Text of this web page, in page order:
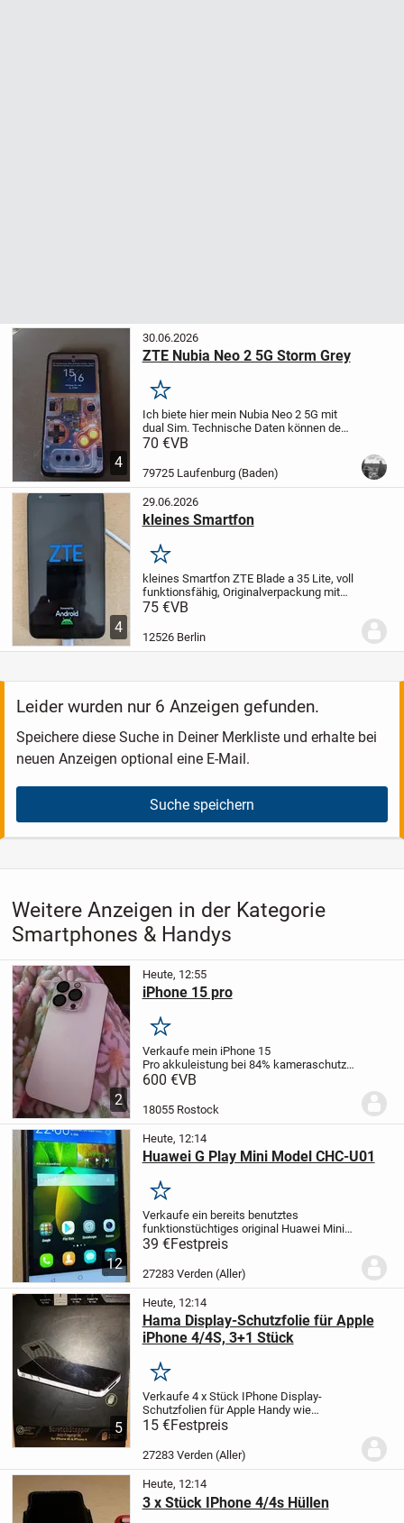
4
30.06.2026
ZTE Nubia Neo 2 5G Storm Grey
Merken
Ich biete hier mein Nubia Neo 2 5G mit
dual Sim. Technische Daten können dem
Bild entnommen werden. Es hat einen
kostengünstig behoben werden kann.
handelt...
70 €VB
79725 Laufenburg (Baden)
4
29.06.2026
kleines Smartfon
Merken
kleines Smartfon ZTE Blade a 35 Lite, voll
funktionsfähig, Originalverpackung mit
Zubehör,L 14cm,br. 7 cm
75 €VB
12526 Berlin
Leider wurden nur 6 Anzeigen gefunden.
Speichere diese Suche in Deiner Merkliste und erhalte bei
neuen Anzeigen optional eine E-Mail.
Suche speichern
Weitere Anzeigen in der Kategorie
Smartphones & Handys
2
Heute, 12:55
iPhone 15 pro
Merken
Verkaufe mein iPhone 15
Pro akkuleistung bei 84% kameraschutz
dabei sowie Original Verpackung
vorhandenmal liebsten Abholung
600 €VB
18055 Rostock
12
Heute, 12:14
Huawei G Play Mini Model CHC-U01
Merken
Verkaufe ein bereits benutztes
funktionstüchtiges original Huawei Mini
Handy mit Displaybruch der aber nicht
weiter störend ist, ohne weiteres Zubehör
, kein Ladekabel und keine OVP mit dabei,
39 €Festpreis
27283 Verden (Aller)
5
Heute, 12:14
Hama Display-Schutzfolie für Apple
iPhone 4/4S, 3+1 Stück
Merken
Verkaufe 4 x Stück IPhone Display-
Schutzfolien für Apple Handy wie
abgebildet. Die Hama Folien sind noch
original versiegelt somit ungeöffnet.
Display-Schutzfolie zum Schutz vor
Fingerabdrücken,...
15 €Festpreis
27283 Verden (Aller)
Heute, 12:14
3 x Stück IPhone 4/4s Hüllen